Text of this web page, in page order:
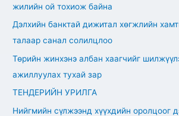
:
жилийн ой тохиож байна
Дэлхийн банктай дижитал хөгжлийн
талаар санал солилцлоо
Төрийн жинхэнэ албан хаагчийг
ажиллуулах тухай зар
ТЕНДЕРИЙН УРИЛГА
Нийгмийн сүлжээнд хүүхдийн оролцоог